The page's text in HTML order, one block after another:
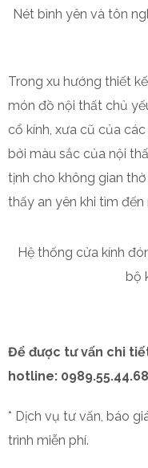
Nét bình yên và tôn
Trong xu hướng thiết
món đồ nội thất chủ
cổ kính, xưa cũ của
bởi màu sắc của nội
tịnh cho không gian
thấy an yên khi tìm đến
Hệ thống cửa kính
bộ
Để được tư vấn chi
hotline: 0989.55.44.68
* Dịch vụ tư vấn, báo
trình miễn phí.